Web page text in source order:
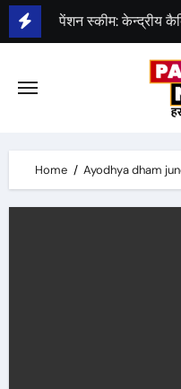
Skip
to
पेंशन स्कीम: केन्द्रीय
एक अप्रैल 2025 से
जदयू की प्रदेश कमिटी
Home Ayodhya dham